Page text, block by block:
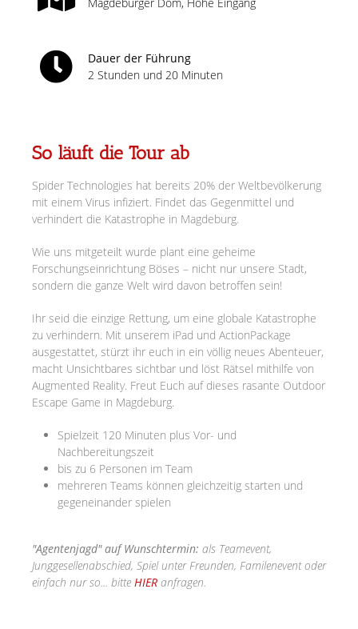
Dauer der Führung
2 Stunden und 20 Minuten
So läuft die Tour ab
Spider Technologies hat bereits 20% der Weltbevölkerung
mit einem Virus infiziert. Findet das Gegenmittel und
verhindert die Katastrophe in Magdeburg.
Wie uns mitgeteilt wurde plant eine geheime
Forschungseinrichtung Böses – nicht nur unsere Stadt,
sondern die ganze Welt wird davon betroffen sein!
Ihr seid die einzige Rettung, um eine globale Katastrophe
zu verhindern. Mit unserem iPad und ActionPackage
ausgestattet, stürzt ihr euch in ein völlig neues Abenteuer,
macht Unsichtbares sichtbar und löst Rätsel mithilfe von
Augmented Reality. Freut Euch auf dieses rasante Outdoor
Escape Game in Magdeburg.
Spielzeit 120 Minuten plus Vor- und
Nachbereitungszeit
bis zu 6 Personen im Team
mehreren Teams können gleichzeitig starten und
gegeneinander spielen
"Agentenjagd" auf Wunschtermin: als Teamevent,
Junggesellenabschied, Spiel unter Freunden, Familenevent oder
einfach nur so... bitte HIER anfragen.